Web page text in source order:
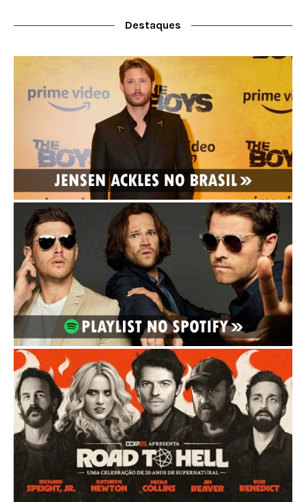
Destaques